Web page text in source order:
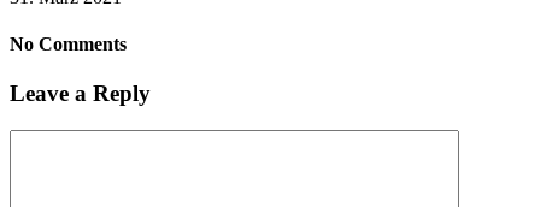
No Comments
Leave a Reply